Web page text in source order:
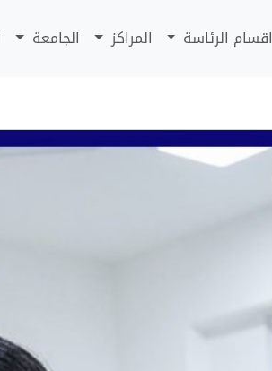
اقسام الرئاسة المراكز الجامعة